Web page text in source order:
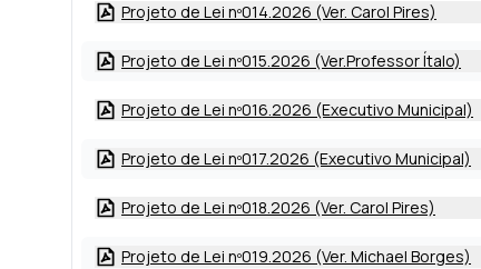
Projeto de Lei nº014.2026 (Ver. Carol Pires)
Projeto de Lei nº015.2026 (Ver.Professor Ítalo)
Projeto de Lei nº016.2026 (Executivo Municipal)
Projeto de Lei nº017.2026 (Executivo Municipal)
Projeto de Lei nº018.2026 (Ver. Carol Pires)
Projeto de Lei nº019.2026 (Ver. Michael Borges)